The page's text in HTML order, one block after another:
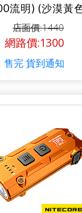
流明) (沙漠黃
店面價:1440
網路價:1300
售完 貨到通知